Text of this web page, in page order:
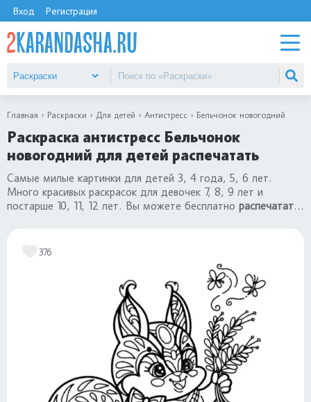
Вход Регистрация
Главная Раскраски Для детей Антистресс Бельчонок новогодний
Раскраска антистресс Бельчонок
новогодний для детей распечатать
Самые милые картинки для детей 3, 4 года, 5, 6 лет.
Много красивых раскрасок для девочек 7, 8, 9 лет и
постарше 10, 11, 12 лет. Вы можете бесплатно распечатать
376